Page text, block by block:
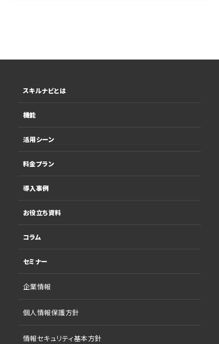
スキルナビとは
機能
活用シーン
料金プラン
導入事例
お役立ち資料
コラム
セミナー
企業情報
個人情報保護方針
情報セキュリティ基本方針